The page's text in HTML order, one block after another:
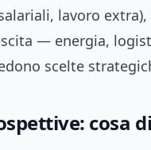
lavoro
— energia,
scelte
cosa